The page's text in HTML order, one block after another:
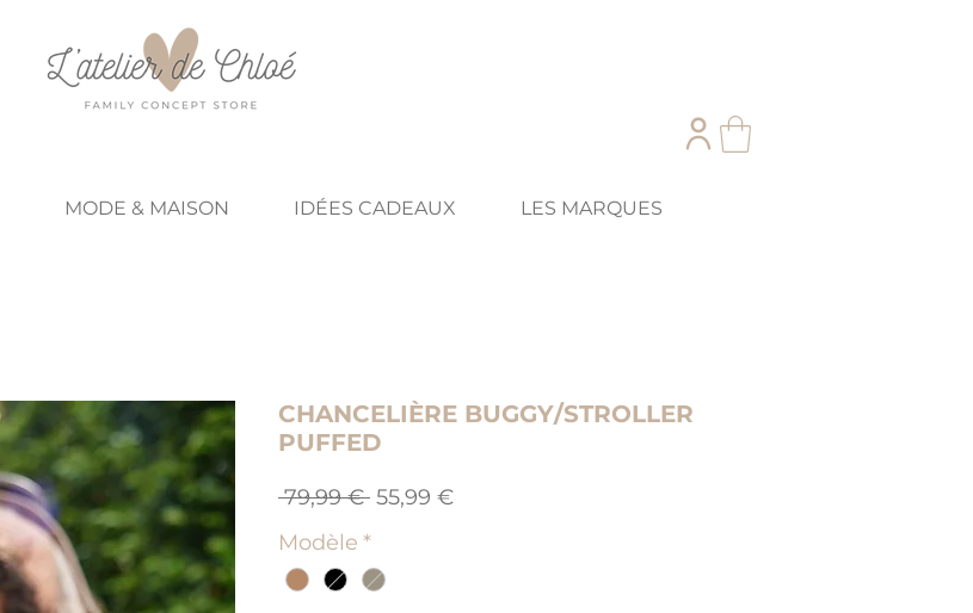
MODE & MAISON IDÉES CADEAUX LES MARQUES
CHANCELIÈRE BUGGY/STROLLER
PUFFED
79,99 € Prix
55,99 €Prix
Modèle *